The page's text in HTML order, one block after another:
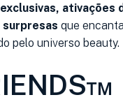
ativações
surpresas que
pelo universo beauty.